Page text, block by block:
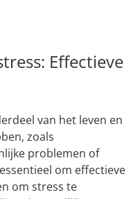
Effectieve
van het leven en
zoals
problemen of
om effectieve
om stress te